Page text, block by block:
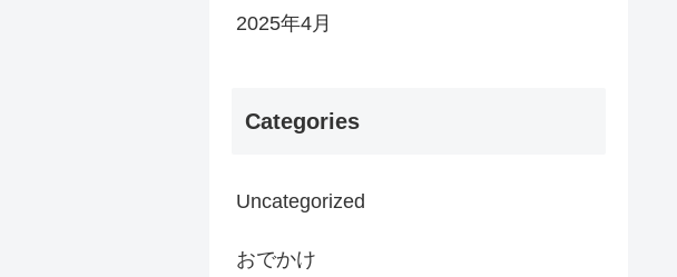
2025年4月
Categories
Uncategorized
おでかけ